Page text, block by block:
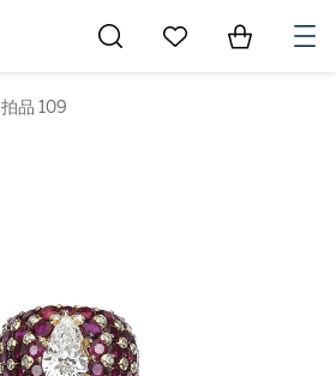
Go to My Favorites
Items in
拍品 109